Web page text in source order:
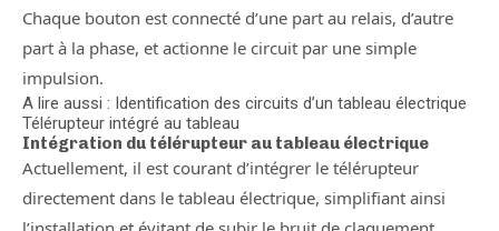
Chaque bouton est connecté d’une part au relais, d’autre
part à la phase, et actionne le circuit par une simple
impulsion.
A lire aussi : Identification des circuits d’un tableau électrique
Télérupteur intégré au tableau
Intégration du télérupteur au tableau électrique
Actuellement, il est courant d’intégrer le télérupteur
directement dans le tableau électrique, simplifiant ainsi